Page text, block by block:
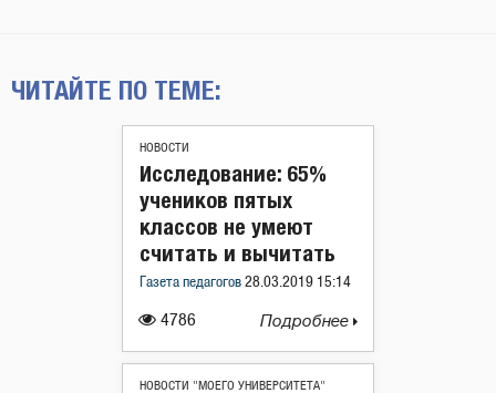
ЧИТАЙТЕ ПО ТЕМЕ:
НОВОСТИ
4786
Исследование: 65%
учеников пятых
классов не умеют
считать и вычитать
Газета педагогов 28.03.2019 15:14
Подробнее
НОВОСТИ "МОЕГО УНИВЕРСИТЕТА"